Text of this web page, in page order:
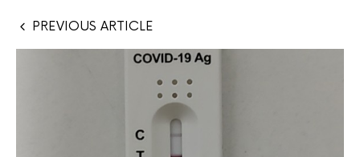
PREVIOUS ARTICLE